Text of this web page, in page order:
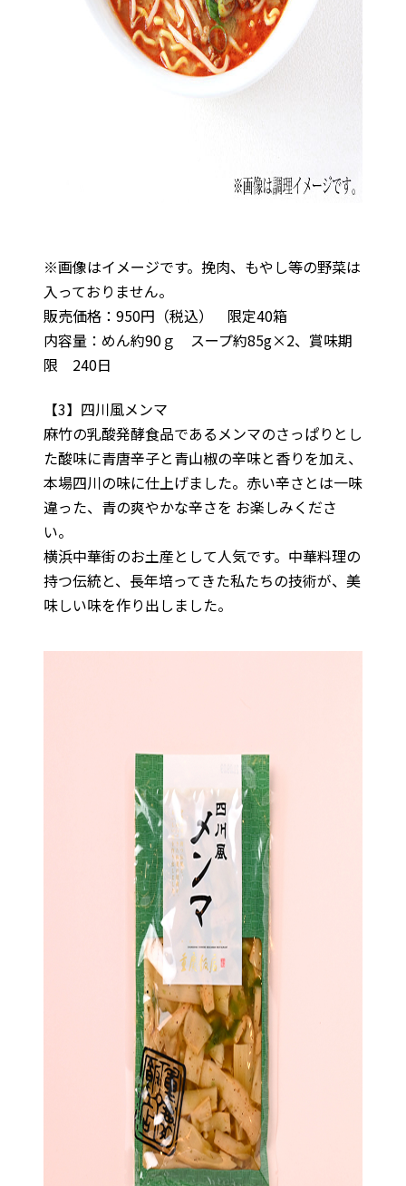
※画像はイメージです。挽肉、もやし等の野菜は
入っておりません。
販売価格：950円（税込） 限定40箱
内容量：めん約90ｇ スープ約85g×2、賞味期
限 240日
【3】四川風メンマ
麻竹の乳酸発酵食品であるメンマのさっぱりとし
た酸味に青唐辛子と青山椒の辛味と香りを加え、
本場四川の味に仕上げました。赤い辛さとは一味
違った、青の爽やかな辛さを お楽しみくださ
い。
横浜中華街のお土産として人気です。中華料理の
持つ伝統と、長年培ってきた私たちの技術が、美
味しい味を作り出しました。